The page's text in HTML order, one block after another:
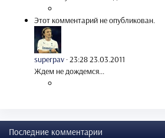
Этот комментарий не опубликован.
superpav ·23:28 23.03.2011
Ждем не дождемся...
Последние комментарии